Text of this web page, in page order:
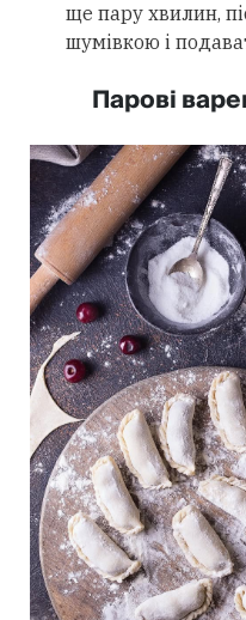
ще пару хвилин,
шумівкою і
Парові